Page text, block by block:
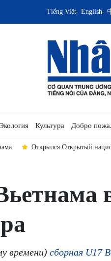
Tiếng Việt English
Культура Добро
Открылся Открытый
времени) сборная U17